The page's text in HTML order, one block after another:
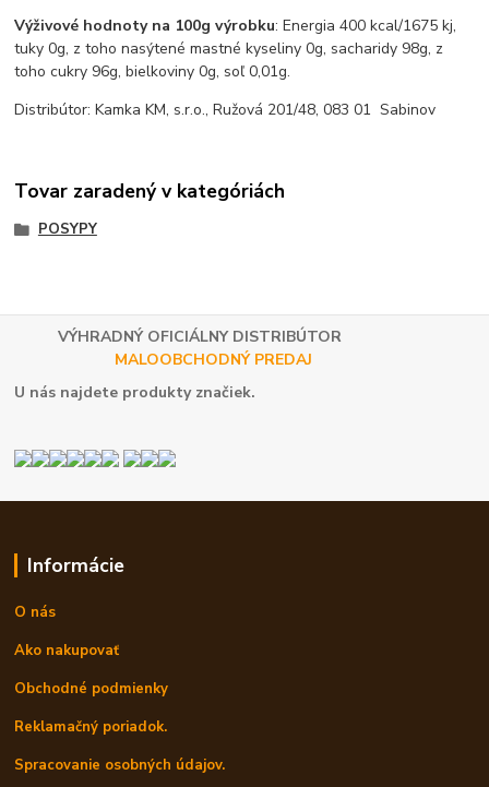
Výživové hodnoty na 100g výrobku: Energia 400 kcal/1675 kj,
tuky 0g, z toho nasýtené mastné kyseliny 0g, sacharidy 98g, z
toho cukry 96g, bielkoviny 0g, soľ 0,01g.
Distribútor: Kamka KM, s.r.o., Ružová 201/48, 083 01 Sabinov
Tovar zaradený v kategóriách
POSYPY
VÝHRADNÝ OFICIÁLNY DISTRIBÚTOR
MALOOBCHODNÝ PREDAJ
U nás najdete produkty značiek.
Informácie
O nás
Ako nakupovať
Obchodné podmienky
Reklamačný poriadok.
Spracovanie osobných údajov.